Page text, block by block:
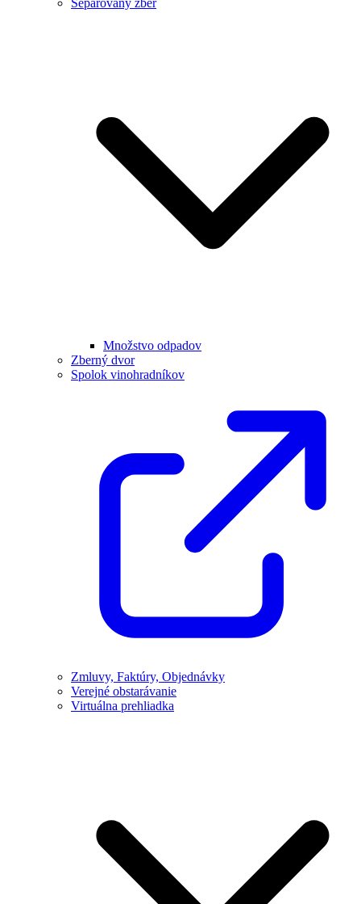
Separovaný zber
Množstvo odpadov
Zberný dvor
Spolok vinohradníkov
Zmluvy, Faktúry, Objednávky
Verejné obstarávanie
Virtuálna prehliadka